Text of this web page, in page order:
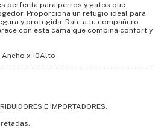
perfecta para perros y gatos que
Proporciona un refugio ideal para
y protegida. Dale a tu compañero
con esta cama que combina confort y
x 10Alto
E IMPORTADORES.